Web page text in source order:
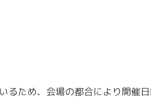
ため、会場の都合により開催日